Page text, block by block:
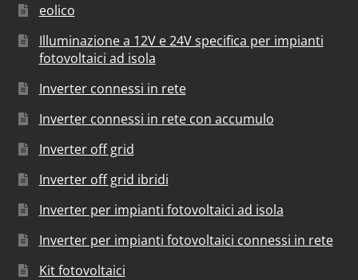
eolico
Illuminazione a 12V e 24V specifica per impianti
fotovoltaici ad isola
Inverter connessi in rete
Inverter connessi in rete con accumulo
Inverter off grid
Inverter off grid ibridi
Inverter per impianti fotovoltaici ad isola
Inverter per impianti fotovoltaici connessi in rete
Kit fotovoltaici